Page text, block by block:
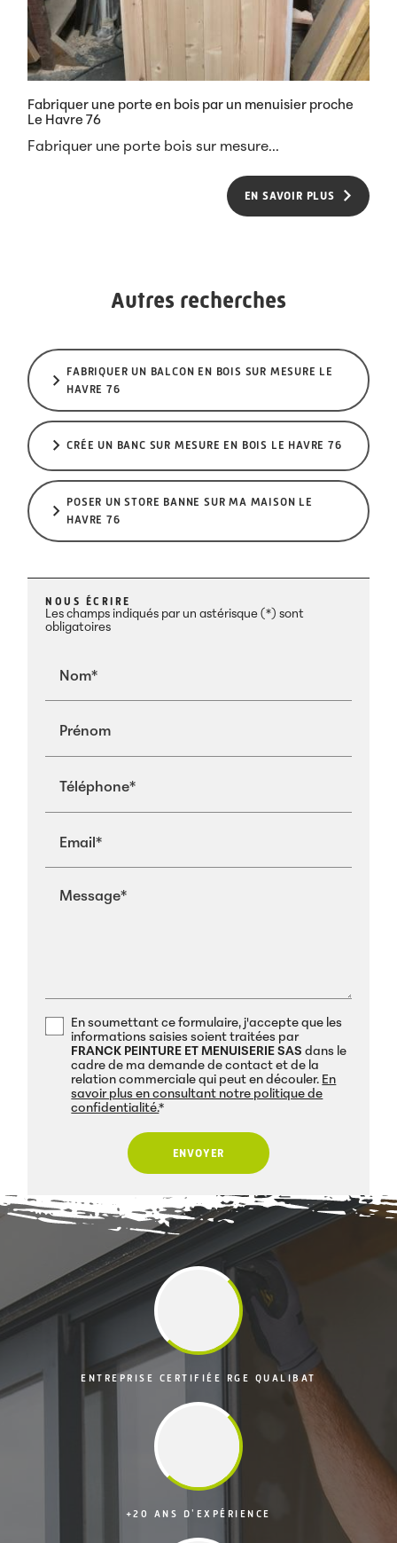
Fabriquer une porte en bois par un menuisier proche
Le Havre 76
Fabriquer une porte bois sur mesure...
EN SAVOIR PLUS
Autres recherches
FABRIQUER UN BALCON EN BOIS SUR MESURE LE
HAVRE 76
CRÉE UN BANC SUR MESURE EN BOIS LE HAVRE 76
POSER UN STORE BANNE SUR MA MAISON LE
HAVRE 76
NOUS ÉCRIRE
Les champs indiqués par un astérisque (*) sont
obligatoires
Nom*
Prénom
Téléphone*
Email*
Message*
En soumettant ce formulaire, j'accepte que les
informations saisies soient traitées par
FRANCK PEINTURE ET MENUISERIE SAS dans le
cadre de ma demande de contact et de la
relation commerciale qui peut en découler. En
savoir plus en consultant notre politique de
confidentialité.*
ENTREPRISE CERTIFIÉE RGE QUALIBAT
+20 ANS D'EXPÉRIENCE